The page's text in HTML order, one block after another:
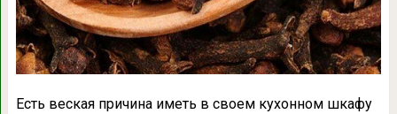
Есть веская причина иметь в своем кухонном шкафу